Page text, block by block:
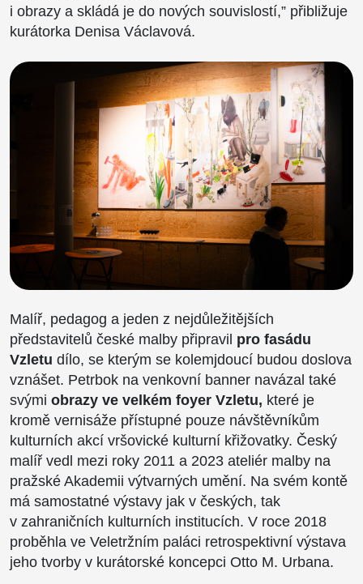
i obrazy a skládá je do nových souvislostí,” přibližuje
kurátorka Denisa Václavová.
Malíř, pedagog a jeden z nejdůležitějších
představitelů české malby připravil pro fasádu
Vzletu dílo, se kterým se kolemjdoucí budou doslova
vznášet. Petrbok na venkovní banner navázal také
svými obrazy ve velkém foyer Vzletu, které je
kromě vernisáže přístupné pouze návštěvníkům
kulturních akcí vršovické kulturní křižovatky. Český
malíř vedl mezi roky 2011 a 2023 ateliér malby na
pražské Akademii výtvarných umění. Na svém kontě
má samostatné výstavy jak v českých, tak
v zahraničních kulturních institucích. V roce 2018
proběhla ve Veletržním paláci retrospektivní výstava
jeho tvorby v kurátorské koncepci Otto M. Urbana.